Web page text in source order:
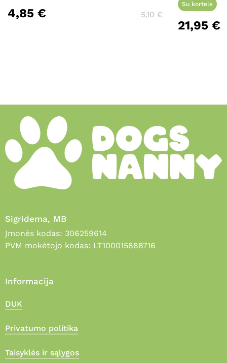
4,85 € 5,10€
Su kortele
21,95 €
Sigridema, MB
Įmonės kodas: 306259614
PVM mokėtojo kodas: LT100015888716
Informacija
DUK
Privatumo politika
Taisyklės ir sąlygos